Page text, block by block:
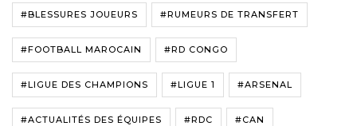
#BLESSURES JOUEURS #RUMEURS DE TRANSFERT
#FOOTBALL MAROCAIN #RD CONGO
#LIGUE DES CHAMPIONS #LIGUE 1 #ARSENAL
#ACTUALITÉS DES ÉQUIPES #RDC #CAN